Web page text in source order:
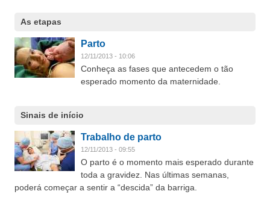
As etapas
Parto
12/11/2013 - 10:06
Conheça as fases que antecedem o tão
esperado momento da maternidade.
Sinais de início
Trabalho de parto
12/11/2013 - 09:55
O parto é o momento mais esperado durante
toda a gravidez. Nas últimas semanas,
poderá começar a sentir a “descida” da barriga.